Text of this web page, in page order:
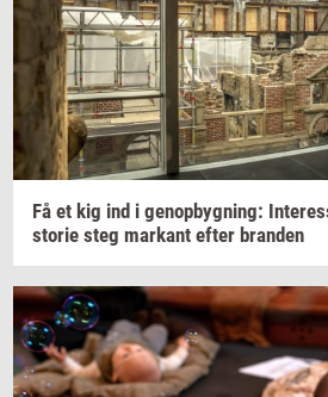
Få et kig ind i genop­byg­ning:
sto­rie steg mar­kant efter bran­den